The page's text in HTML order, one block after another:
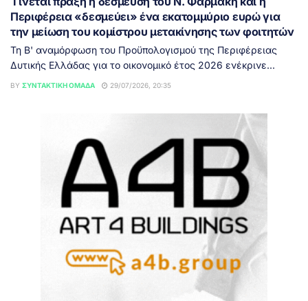
Περιφέρεια «δεσμεύει» ένα εκατομμύριο ευρώ για
την μείωση του κομίστρου μετακίνησης των φοιτητών
Τη Β' αναμόρφωση του Προϋπολογισμού της Περιφέρειας
Δυτικής Ελλάδας για το οικονομικό έτος 2026 ενέκρινε...
BY ΣΥΝΤΑΚΤΙΚΉ ΟΜΆΔΑ 29/07/2026, 20:35